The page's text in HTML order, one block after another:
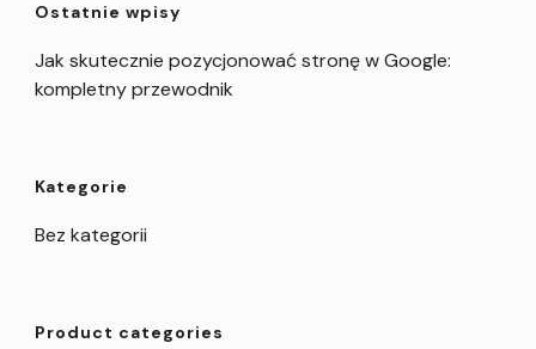
Ostatnie wpisy
Jak skutecznie pozycjonować stronę w Google:
kompletny przewodnik
Kategorie
Bez kategorii
Product categories